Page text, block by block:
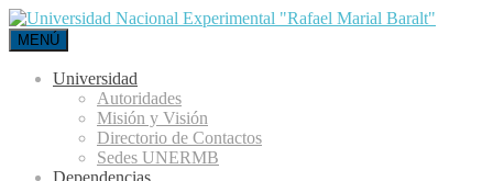
MENÚ
Universidad
Autoridades
Misión y Visión
Directorio de Contactos
Sedes UNERMB
Dependencias